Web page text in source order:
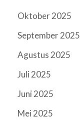
Oktober 2025
September 2025
Agustus 2025
Juli 2025
Juni 2025
Mei 2025